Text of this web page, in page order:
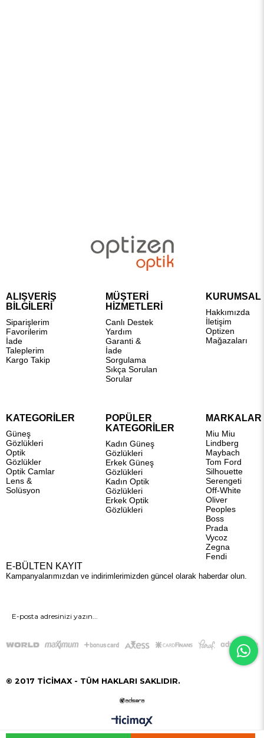
ALIŞVERİŞ
BİLGİLERİ
Siparişlerim
Favorilerim
İade
Taleplerim
Kargo Takip
MÜŞTERİ
HİZMETLERİ
Canlı Destek
Yardım
Garanti &
İade
Sorgulama
Sıkça Sorulan
Sorular
KURUMSAL
Hakkımızda
İletişim
Optizen
Mağazaları
KATEGORİLER
Güneş
Gözlükleri
Optik
Gözlükler
Optik Camlar
Lens &
Solüsyon
POPÜLER
KATEGORİLER
Kadın Güneş
Gözlükleri
Erkek Güneş
Gözlükleri
Kadın Optik
Gözlükleri
Erkek Optik
Gözlükleri
MARKALAR
Miu Miu
Lindberg
Maybach
Tom Ford
Silhouette
Serengeti
Off-White
Oliver
Peoples
Boss
Prada
Vycoz
Zegna
Fendi
E-BÜLTEN KAYIT
Kampanyalarımızdan ve indirimlerimizden güncel olarak haberdar olun.
GÖNDER
© 2017 TİCİMAX - TÜM HAKLARI SAKLIDIR.